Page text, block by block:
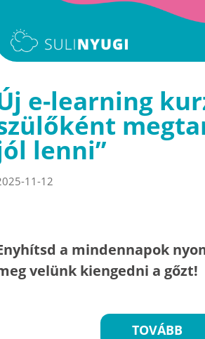
e-learning
lenni”
11-12
a mindennapok
velünk kiengedni a gőzt!
TOVÁBB